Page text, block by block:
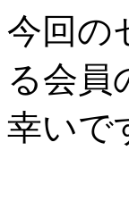
今回の
る会員
幸いで